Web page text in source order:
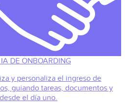
DE ONBOARDING
y personaliza el ingreso de
guiando tareas, documentos y
el día uno.